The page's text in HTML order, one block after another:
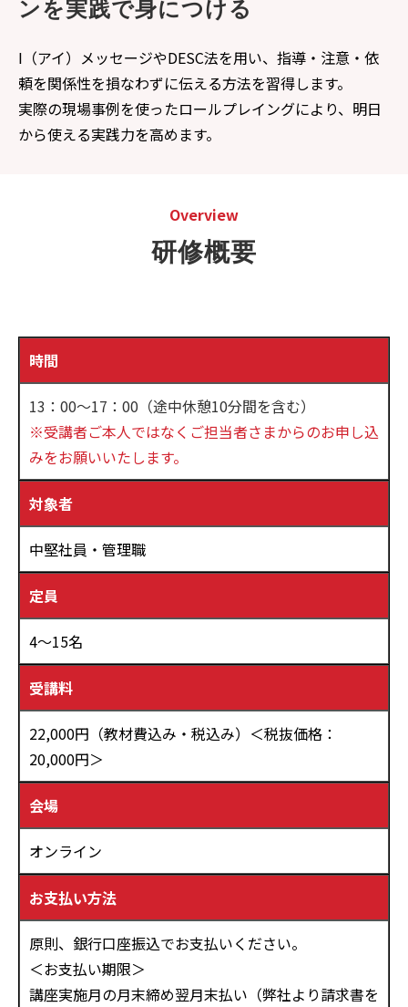
ンを実践で身につける
I （アイ） メッセージやDESC法を用い、指導・注意・依
頼を関係性を損なわずに伝える方法を習得します。
実際の現場事例を使ったロールプレイングにより、明日
から使える実践力を高めます。
Overview
研修概要
時間
13：00～17：00（途中休憩10分間を含む）
※受講者ご本人ではなくご担当者さまからのお申し込
みをお願いいたします。
対象者
中堅社員・管理職
定員
4～15名
受講料
22,000円（教材費込み・税込み）＜税抜価格：
20,000円＞
会場
オンライン
お支払い方法
原則、銀行口座振込でお支払いください。
＜お支払い期限＞
講座実施月の月末締め翌月末払い（弊社より請求書を